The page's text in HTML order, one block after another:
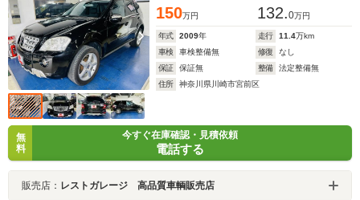
150万円 132.0万円
年式 2009年 走行 11.4万km
車検
車検整備無 修復
なし
保証
保証無 整備
法定整備無
住所
神奈川県川崎市宮前区
無
料
今すぐ在庫確認・見積依頼
電話する
販売店： レストガレージ 高品質車輌販売店